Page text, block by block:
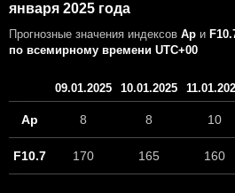
января 2025 года
Прогнозные значения индексов Ap и
по всемирному времени UTC+00
09.01.2025 10.01.2025
Ap 8 8 10
F10.7 170 165 160